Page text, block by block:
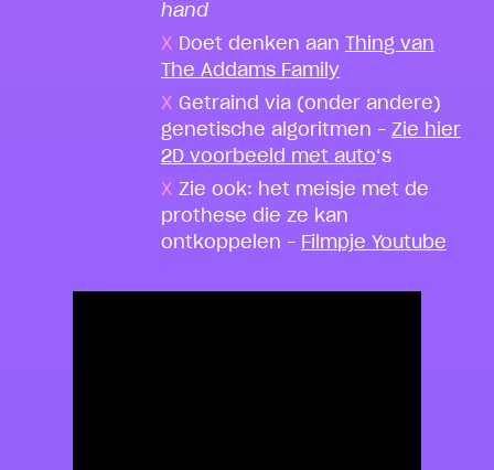
hand
Doet denken aan Thing van
The Addams Family
Getraind via (onder andere)
genetische algoritmen – Zie hier
2D voorbeeld met auto‘s
Zie ook: het meisje met de
prothese die ze kan
ontkoppelen – Filmpje Youtube